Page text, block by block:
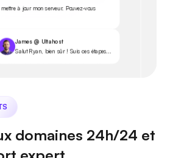
à jour mon serveur. Pouvez-vous
James @ Ultahost
Salut Ryan, bien sûr ! Suis ces étapes...
domaines 24h/24 et